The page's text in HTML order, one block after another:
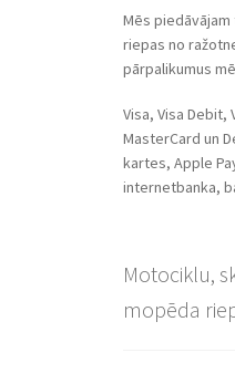
Mēs piedāvājam
riepas no
pārpalikumus
Visa, Visa Debit,
MasterCard un
kartes, Apple
internetbanka,
Motociklu,
mopēda